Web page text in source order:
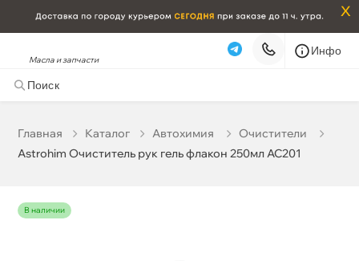
x
Масла и запчасти
Инфо
Главная Катало Автохимия
Очистители
Astrohim Очиститель рук гель флакон 250мл AC201
наличии